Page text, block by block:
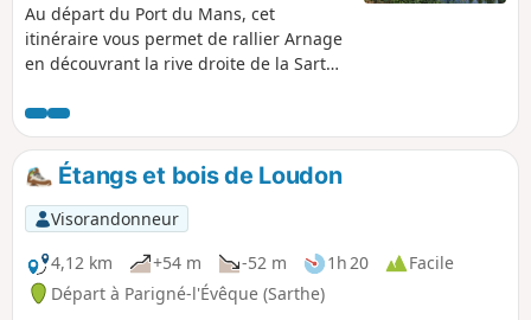
Au départ du Port du Mans, cet
itinéraire vous permet de rallier Arnage
en découvrant la rive droite de la Sarthe
Le bord de Sarthe est agréable d'autant
qu'il est accessible pour des balades en
famille.Étangs et bois de Loudon
Visorandonneur
4,12 km
+54 m -52 m 1h 20
Facile
Départ à Parigné-l'Évêque (Sarthe)